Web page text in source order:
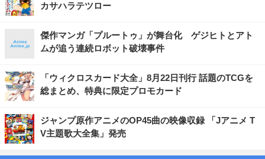
カサハラテツロー
傑作マンガ「プルートゥ」が舞台化 ゲジヒトとアト
ムが追う連続ロボット破壊事件
「ウィクロスカード大全」8月22日刊行 話題のTCGを
総まとめ、特典に限定プロモカード
ジャンプ原作アニメのOP45曲の映像収録 「Jアニメ T
V主題歌大全集」発売